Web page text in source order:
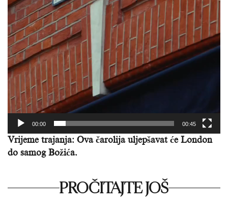
00:00 00:45
Vrijeme trajanja: Ova čarolija uljepšavat će London
do samog Božića.
PROČITAJTE JOŠ